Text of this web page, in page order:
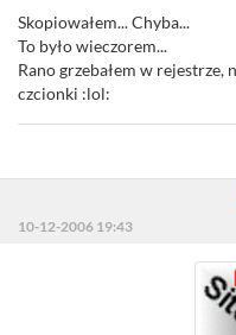
Skopiowałem... Chyba...
To było wieczorem...
Rano grzebałem w rejestrze,
czcionki :lol:
10-12-2006 19:43